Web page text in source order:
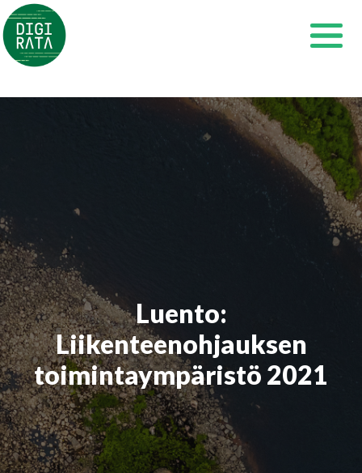
Siirry
sisältöön
Luento:
Liikenteenohjauksen
toimintaympäristö 2021